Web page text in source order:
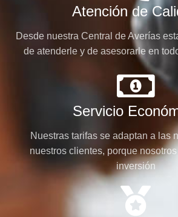
Atención de
Desde nuestra Central de Averías
de atenderle y de asesorarle en
Servicio
Nuestras tarifas se adaptan a las
nuestros clientes, porque
inversión